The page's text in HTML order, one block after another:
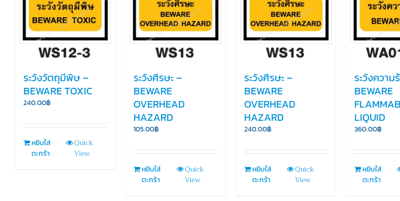
ระวังวัตถุมีพิษ –
BEWARE TOXIC
240.00฿
หยิบใส่
ตะกร้า
Quick
View
ระวังศีรษะ –
BEWARE
OVERHEAD
HAZARD
105.00฿
หยิบใส่
ตะกร้า
Quick
View
ระวังศีรษะ –
BEWARE
OVERHEAD
HAZARD
240.00฿
หยิบใส่
ตะกร้า
Quick
View
ระวังความ
BEWARE
LIQUID
360.00฿
หยิบใส่
ตะกร้า